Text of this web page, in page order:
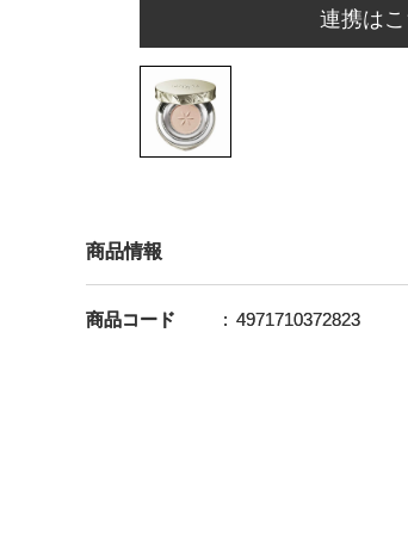
連携はこ
商品情報
商品コード 4971710372823